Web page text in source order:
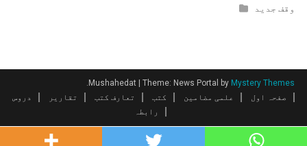
وقف جدید
Mushahedat |Theme: News Portal by Mystery Themes
صفحہ اول
علمی مضامین کتب تعارف کتب تقاریر
دروس
رابطہ